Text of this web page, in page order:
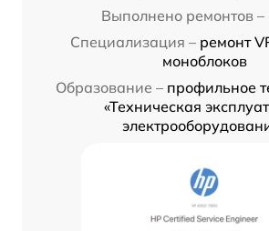
Выполнено ремонтов –
Специализация – ремонт
моноблоков
Образование – профильное
«Техническая